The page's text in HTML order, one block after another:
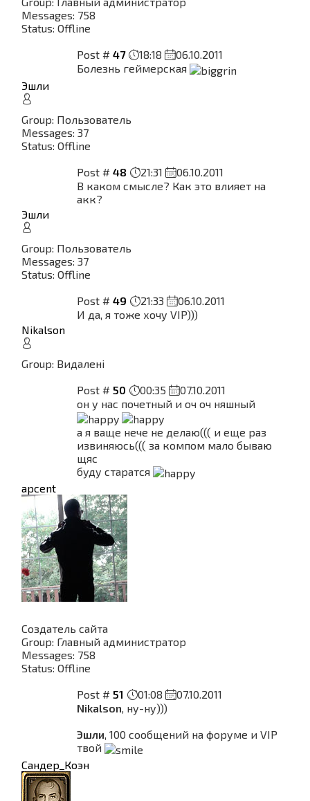
Messages: 758
Status: Offline
Post # 47 18:18
06.10.2011
Болезнь геймерская
Эшли
Group: Пользователь
Messages: 37
Status: Offline
Post # 48 21:31
06.10.2011
В каком смысле? Как это влияет на
акк?
Эшли
Group: Пользователь
Messages: 37
Status: Offline
Post # 49 21:33
06.10.2011
И да, я тоже хочу VIP)))
Nikalson
Group: Видалені
Post # 50 00:35
07.10.2011
он у нас почетный и оч оч няшный
а я ваще нече не делаю((( и еще раз
извиняюсь((( за компом мало бываю
щяс
буду старатся
apcent
Создатель сайта
Group: Главный администратор
Messages: 758
Status: Offline
Post # 51 01:08
07.10.2011
Nikalson, ну-ну)))
Эшли, 100 сообщений на форуме и VIP
твой
Сандер_Коэн